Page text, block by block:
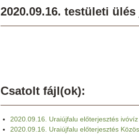
2020.09.16. testületi
Csatolt fájl(ok):
2020.09.16. Uraiújfalu előterjesztés
2020.09.16. Uraiújfalu előterjesztés